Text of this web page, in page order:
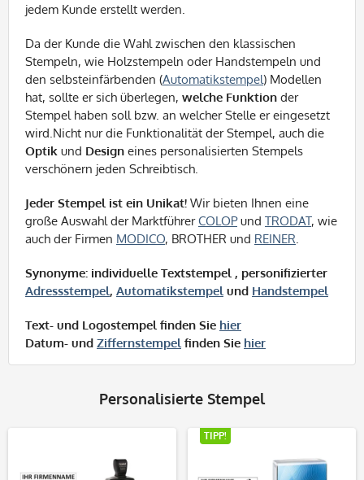
jedem Kunde erstellt werden.
Da der Kunde die Wahl zwischen den klassischen
Stempeln, wie Holzstempeln oder Handstempeln und
den selbsteinfärbenden (Automatikstempel) Modellen
hat, sollte er sich überlegen, welche Funktion der
Stempel haben soll bzw. an welcher Stelle er eingesetzt
wird.Nicht nur die Funktionalität der Stempel, auch die
Optik und Design eines personalisierten Stempels
verschönern jeden Schreibtisch.
Jeder Stempel ist ein Unikat! Wir bieten Ihnen eine
große Auswahl der MarktführerCOLOPund TRODAT, wie
auch der Firmen MODICO, BROTHER und REINER
Synonyme: individuelle Textstempel , personifizierter
Adressstempel, Automatikstempel und Handstempel
Text- und Logostempel finden Sie hier
Datum- und Ziffernstempel finden Sie hier
Personalisierte Stempel
TIPP!